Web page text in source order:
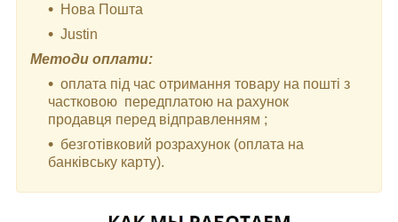
Нова Пошта
Justin
Методи оплати:
оплата під час отримання товару на пошті з
частковою передплатою на рахунок
продавця перед відправленням ;
безготівковий розрахунок (оплата на
банківську карту).